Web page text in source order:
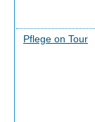
Pflege on Tour